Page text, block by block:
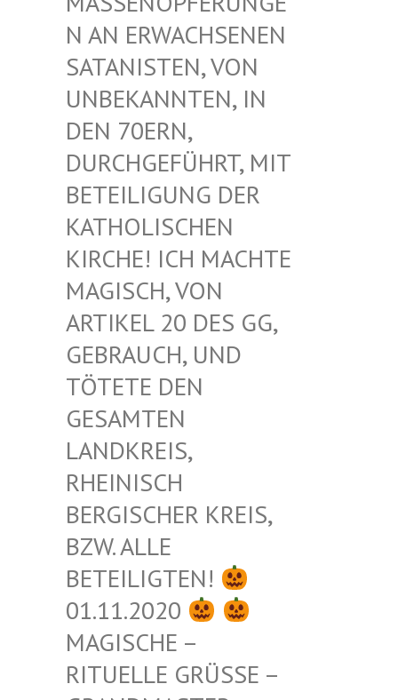
AN ERWACHSENEN S
ATANISTEN, VON U
NBEKANNTEN, IN D
EN 70ERN, D
URCHGEFÜHRT, MIT B
ETEILIGUNG DER K
ATHOLISCHEN K
IRCHE! ICH MACHTE M
AGISCH, VON A
RTIKEL 20 DES GG, G
EBRAUCH, UND T
ÖTETE DEN G
ESAMTEN L
ANDKREIS, R
HEINISCH B
ERGISCHER KREIS, B
ZW. ALLE B
ETEILIGTEN!
01.11.2020
MAGISCHE –
RITUELLE GRÜSSE – G